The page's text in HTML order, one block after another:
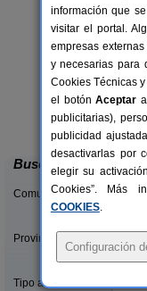
La
Buscar
Comunidades:
Provincias/Islas:
Tipo alquiler:
información que
visitar el portal.
empresas
y necesarias para
Cookies Técnicas
el botónAceptar
publicitarias),
publicidad
desactivarlas por
elegir su
Cookies”. Más
COOKIES.